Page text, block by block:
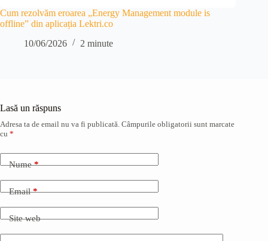
Cum rezolvăm eroarea „Energy Management module is
offline” din aplicația Lektri.co
10/06/2026
2 minute
Lasă un răspuns
Adresa ta de email nu va fi publicată. Câmpurile obligatorii sunt marcate
cu *
Nume*
Email*
Site web